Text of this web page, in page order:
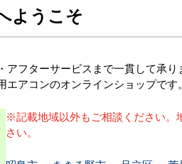
ようこそ
フターサービスまで一貫して承
アコンのオンラインショップです。
※記載地域以外もご相談ください。
さい。